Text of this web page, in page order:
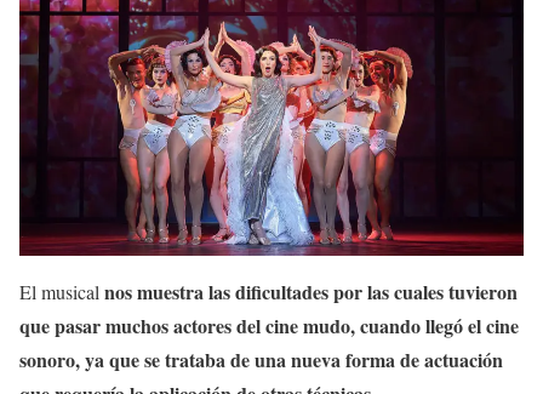
El musical nos muestra las dificultades por las cuales tuvieron
que pasar muchos actores del cine mudo, cuando llegó el cine
sonoro, ya que se trataba de una nueva forma de actuación